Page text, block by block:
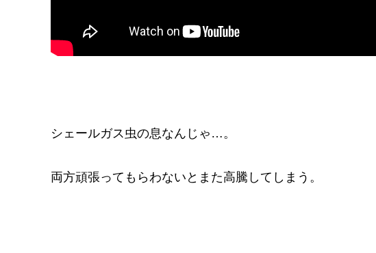
シェールガス虫の息なんじゃ…。
両方頑張ってもらわないとまた高騰してしまう。